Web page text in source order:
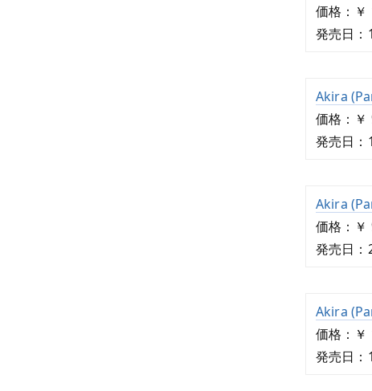
価格：￥
発売日：
Akira
価格：￥
発売日：
Akira
価格：￥
発売日：
Akira
価格：￥
発売日：